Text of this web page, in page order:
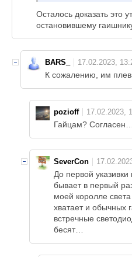
Осталось доказать это
остановившему
BARS_
К сожалению, им
pozioff
Гайцам? Согласен…
SeverCon
До первой
бывает в первый
моей королле
хватает и обычных
встречные
бесят…